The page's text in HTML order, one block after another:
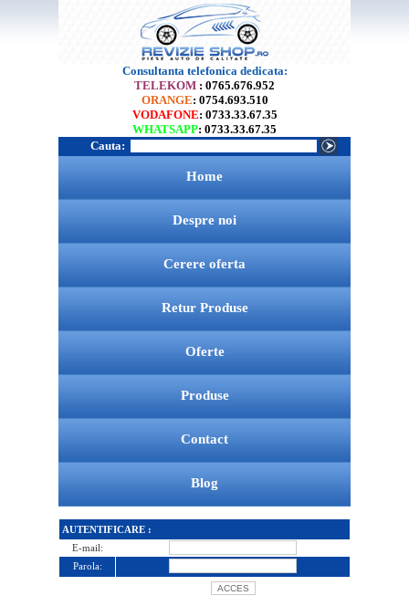
Consultanta telefonica dedicata:
TELEKOM : 0765.676.952
ORANGE: 0754.693.510
VODAFONE: 0733.33.67.35
WHATSAPP: 0733.33.67.35
Cauta:
Home
Despre noi
Cerere oferta
Retur Produse
Oferte
Produse
Contact
Blog
AUTENTIFICARE :
E-mail:
Parola: